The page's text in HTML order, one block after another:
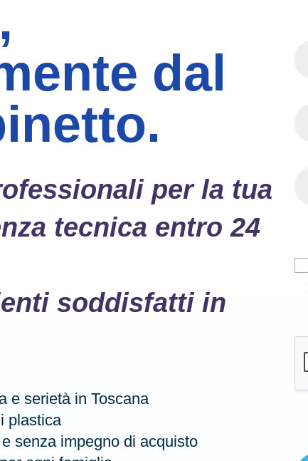
dal
per la tua
tecnica entro 24
soddisfatti in
e serietà in Toscana
plastica
senza impegno di acquisto